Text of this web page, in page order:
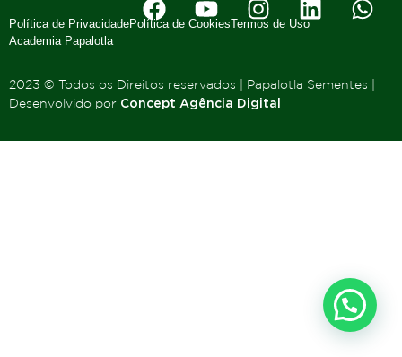
Política de PrivacidadePolítica de CookiesTermos de Uso
Academia Papalotla
2023 © Todos os Direitos reservados | Papalotla Sementes |
Desenvolvido por Concept Agência Digital